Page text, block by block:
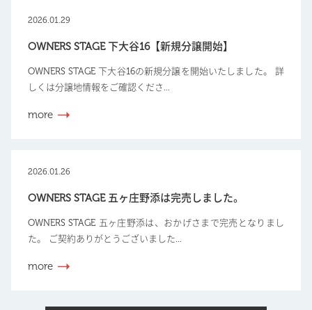
2026.01.29
OWNERS STAGE 下大谷16【新規分譲開始】
OWNERS STAGE 下大谷16の新規分譲を開始いたしました。 詳
しくは分譲地情報をご確認くださ...
more
2026.01.26
OWNERS STAGE 五ヶ庄野添は完売しました。
OWNERS STAGE 五ヶ庄野添は、おかげさまで完売となりまし
た。 ご契約ありがとうございました...
more